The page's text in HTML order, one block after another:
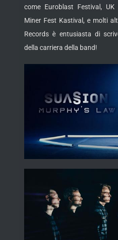
come Euroblast Festival,
Miner Fest Kastival, e molti
Records è entusiasta di
della carriera della band!